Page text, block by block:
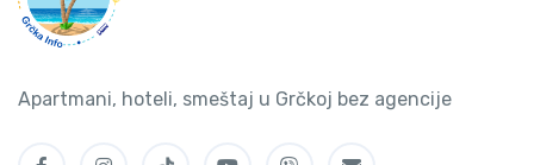
Apartmani, hoteli, smeštaj u Grčkoj bez agencije